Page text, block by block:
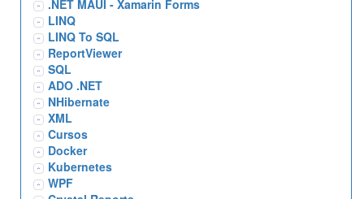
.NET MAUI - Xamarin Forms
LINQ
LINQ To SQL
ReportViewer
SQL
ADO .NET
NHibernate
XML
Cursos
Docker
Kubernetes
WPF